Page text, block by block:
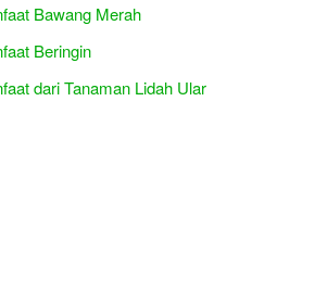
Bawang Merah
Beringin
dari Tanaman Lidah Ular